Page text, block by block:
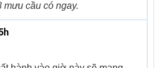
mưu cầu có ngay.